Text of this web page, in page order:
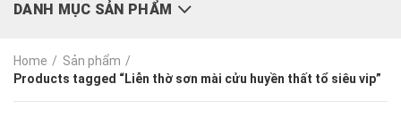
DANH MỤC SẢN PHẨM
Home
Sản phẩm
Products tagged “Liễn thờ sơn mài cửu huyền thất tổ siêu vip”